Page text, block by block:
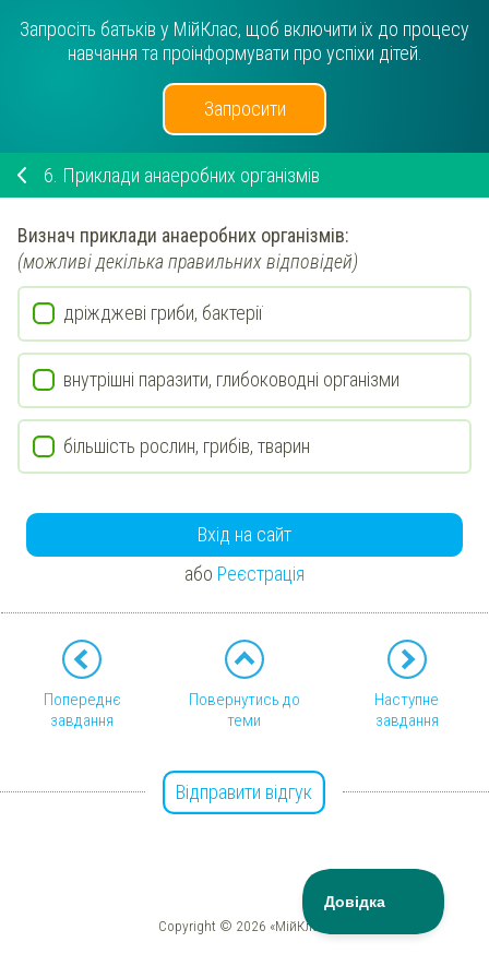
Запросіть батьків у МійКлас, щоб включити їх до процесу
навчання та проінформувати про успіхи дітей.
Запросити
6. Приклади анаеробних організмів
Визнач приклади анаеробних організмів:
(можливі декілька правильних відповідей)
дріжджеві гриби, бактерії
внутрішні паразити, глибоководні організми
більшість рослин, грибів, тварин
Вхід на сайт
або Реєстрація
Попереднє
завдання
Повернутись до
теми
Наступне
завдання
Відправити відгук
Copyright © 2026 «МійКлас»